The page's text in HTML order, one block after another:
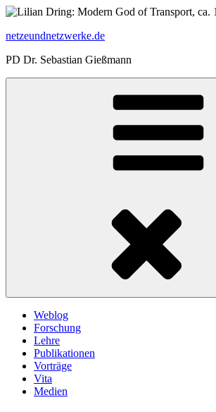
Zum
springen
netzeundnetzwerke.de
PD Dr. Sebastian Gießmann
Weblog
Forschung
Lehre
Publikationen
Vorträge
Vita
Medien